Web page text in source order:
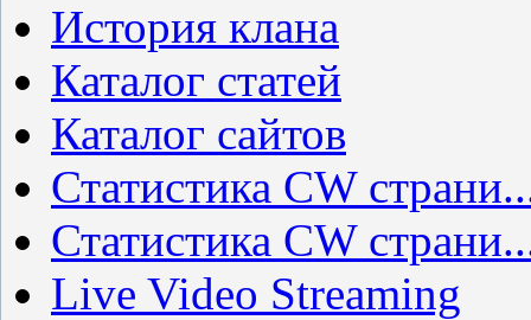
История клана
Каталог статей
Каталог сайтов
Статистика CW
Статистика CW
Live Video Streaming